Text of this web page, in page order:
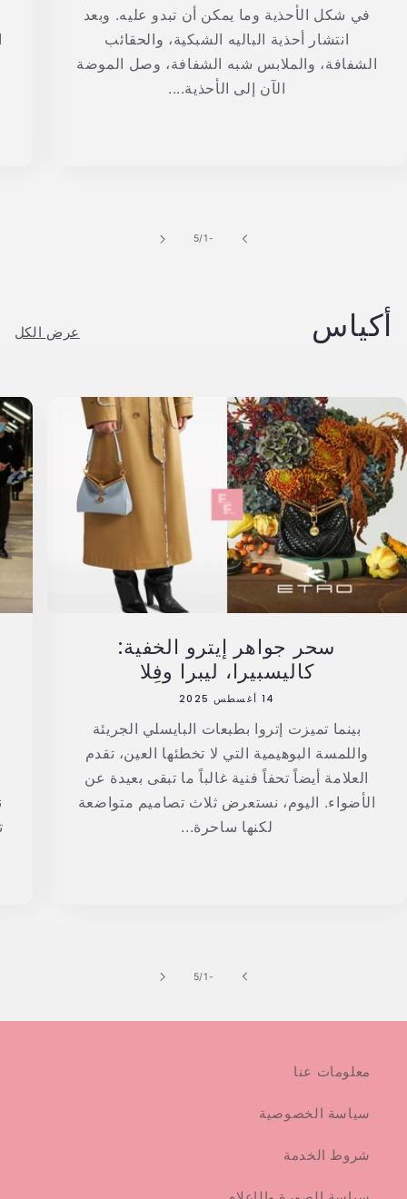
في شكل الأحذية وما يمكن أن تبدو عليه. وبعد
انتشار أحذية الباليه الشبكية، والحقائب
الشفافة، والملابس شبه الشفافة، وصل الموضة
الآن إلى الأحذية....
-1
/
من
5
أكياس عرض الكل
سحر جواهر إيترو الخفية:
كاليسبيرا، ليبرا وفِلا
14 أغسطس 2025
بينما تميزت إتروا بطبعات البايسلي الجريئة
واللمسة البوهيمية التي لا تخطئها العين، تقدم
العلامة أيضاً تحفاً فنية غالباً ما تبقى بعيدة عن
الأضواء. اليوم، نستعرض ثلاث تصاميم متواضعة
لكنها ساحرة...
-1
/
من
5
معلومات عنا
سياسة الخصوصية
شروط الخدمة